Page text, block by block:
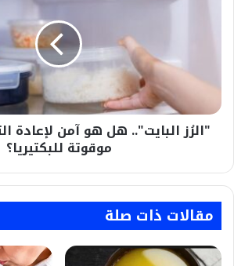
لإعادة
التسخين
أم
قنبلة
​"الرُز البايت".. هل هو آمن لإعادة
موقوتة للبكتيريا؟
مقالات ذات صلة